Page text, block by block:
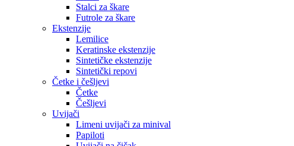
Stalci za škare
Futrole za škare
Ekstenzije
Lemilice
Keratinske ekstenzije
Sintetičke ekstenzije
Sintetički repovi
Četke i češljevi
Četke
Češljevi
Uvijači
Limeni uvijači za minival
Papiloti